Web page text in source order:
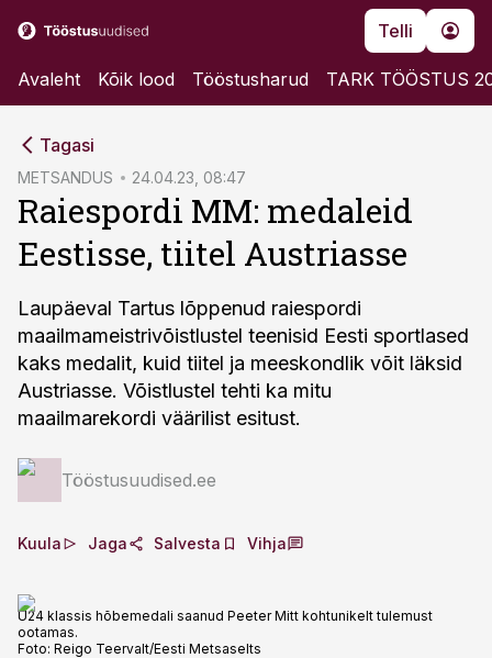
Telli
Avaleht Kõik lood Tööstusharud TARK TÖÖSTUS
Tagasi
METSANDUS 24.04.23, 08:47
Raiespordi MM: medaleid
Eestisse, tiitel Austriasse
Laupäeval Tartus lõppenud raiespordi
maailmameistrivõistlustel teenisid Eesti sportlased
kaks medalit, kuid tiitel ja meeskondlik võit läksid
Austriasse. Võistlustel tehti ka mitu
maailmarekordi väärilist esitust.
Tööstusuudised.ee
Kuula Jaga Salvesta Vihja
U24 klassis hõbemedali saanud Peeter Mitt kohtunikelt tulemust
ootamas.
Foto: Reigo Teervalt/Eesti Metsaselts